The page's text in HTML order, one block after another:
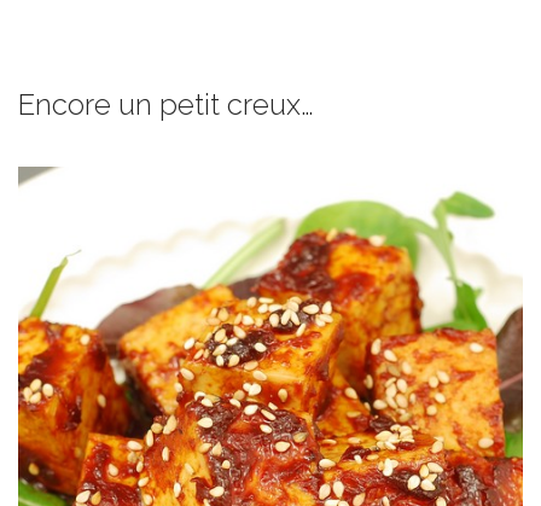
Encore un petit creux…
Une sauce légèrement teintée d’Asie tout simplement parfaite pour
apporter un peu de rock’n’roll au tofu ! Et je peux vous assurer que si
vous trouvez le tofu fade c’est que vous n’en avez jamais mangé
comme ça !